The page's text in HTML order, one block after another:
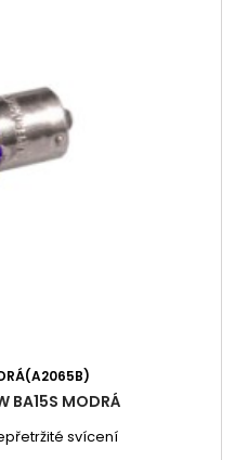
BA15S MODRÁ
svícení